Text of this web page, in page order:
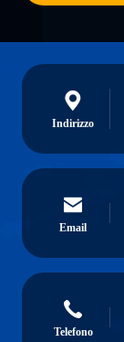
Indirizzo
Email
Telefono